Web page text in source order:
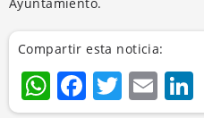
Compartir esta noticia:
WhatsApp
Facebook
Twitter